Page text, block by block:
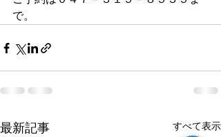
で。
最新記事 すべて表示